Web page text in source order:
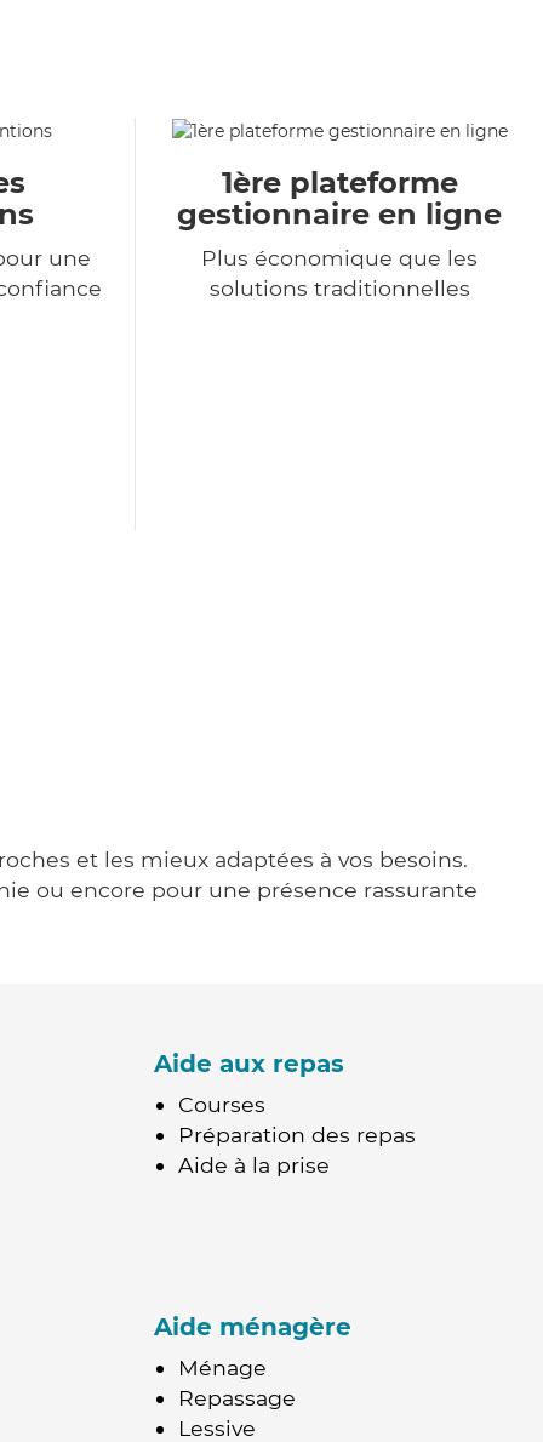
une
1ère plateforme
gestionnaire en ligne
Plus économique que les
solutions traditionnelles
et les mieux adaptées à vos besoins.
ou encore pour une présence rassurante
Aide aux repas
Courses
Préparation des repas
Aide à la prise
Aide ménagère
Ménage
Repassage
Lessive